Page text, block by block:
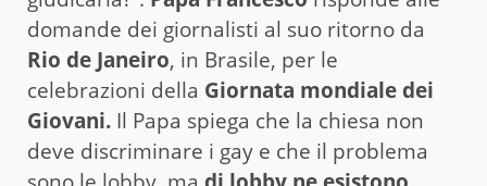
domande dei giornalisti al suo ritorno da
Rio de Janeiro, in Brasile, per le
celebrazioni della Giornata mondiale dei
Giovani. Il Papa spiega che la chiesa non
deve discriminare i gay e che il problema